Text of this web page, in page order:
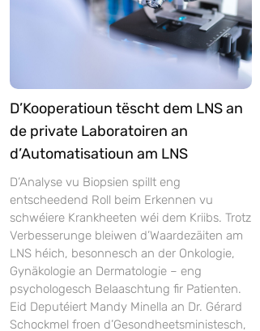
D’Kooperatioun tëscht dem LNS an
de private Laboratoiren an
d’Automatisatioun am LNS
D’Analyse vu Biopsien spillt eng
entscheedend Roll beim Erkennen vu
schwéiere Krankheeten wéi dem Kriibs. Trotz
Verbesserunge bleiwen d’Waardezäiten am
LNS héich, besonnesch an der Onkologie,
Gynäkologie an Dermatologie – eng
psychologesch Belaaschtung fir Patienten.
Eid Deputéiert Mandy Minella an Dr. Gérard
Schockmel froen d’Gesondheetsministesch,